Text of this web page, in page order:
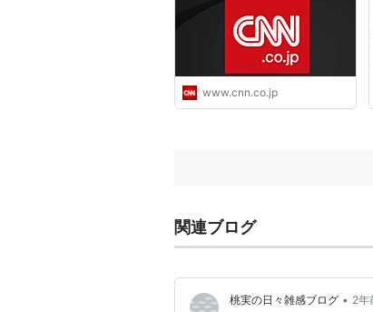
www.cnn.co.jp
関連ブログ
桃実の日々雑感ブログ • 2年